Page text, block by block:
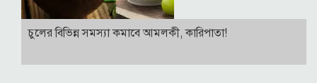
চুলের বিভিন্ন সমস্যা কমাবে আমলকী, কারিপাতা!